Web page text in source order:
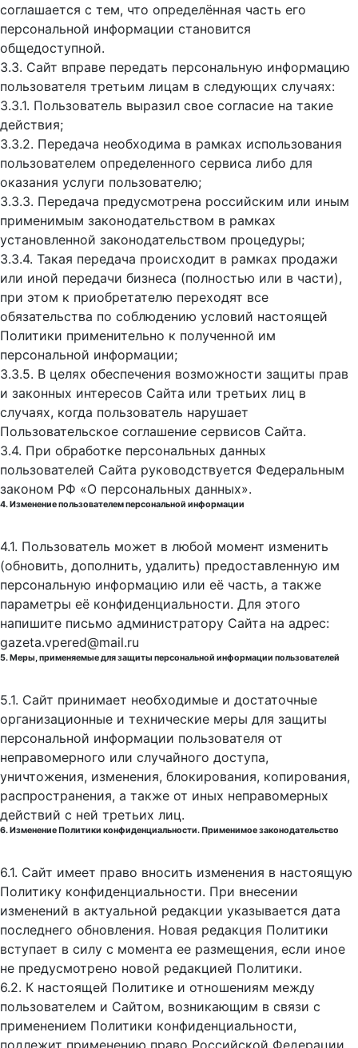
соглашается с тем, что определённая часть его
персональной информации становится
общедоступной.
3.3. Сайт вправе передать персональную информацию
пользователя третьим лицам в следующих случаях:
3.3.1. Пользователь выразил свое согласие на такие
действия;
3.3.2. Передача необходима в рамках использования
пользователем определенного сервиса либо для
оказания услуги пользователю;
3.3.3. Передача предусмотрена российским или иным
применимым законодательством в рамках
установленной законодательством процедуры;
3.3.4. Такая передача происходит в рамках продажи
или иной передачи бизнеса (полностью или в части),
при этом к приобретателю переходят все
обязательства по соблюдению условий настоящей
Политики применительно к полученной им
персональной информации;
3.3.5. В целях обеспечения возможности защиты прав
и законных интересов Сайта или третьих лиц в
случаях, когда пользователь нарушает
Пользовательское соглашение сервисов Сайта.
3.4. При обработке персональных данных
пользователей Сайта руководствуется Федеральным
законом РФ «О персональных данных».
4. Изменение пользователем персональной информации
4.1. Пользователь может в любой момент изменить
(обновить, дополнить, удалить) предоставленную им
персональную информацию или её часть, а также
параметры её конфиденциальности. Для этого
напишите письмо администратору Сайта на адрес:
gazeta.vpered@mail.ru
5. Меры, применяемые для защиты персональной информации пользователей
5.1. Сайт принимает необходимые и достаточные
организационные и технические меры для защиты
персональной информации пользователя от
неправомерного или случайного доступа,
уничтожения, изменения, блокирования, копирования,
распространения, а также от иных неправомерных
действий с ней третьих лиц.
6. Изменение Политики конфиденциальности. Применимое законодательство
6.1. Сайт имеет право вносить изменения в настоящую
Политику конфиденциальности. При внесении
изменений в актуальной редакции указывается дата
последнего обновления. Новая редакция Политики
вступает в силу с момента ее размещения, если иное
не предусмотрено новой редакцией Политики.
6.2. К настоящей Политике и отношениям между
пользователем и Сайтом, возникающим в связи с
применением Политики конфиденциальности,